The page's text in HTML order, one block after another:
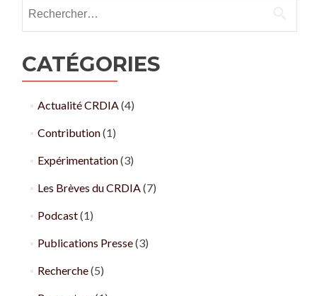
CATÉGORIES
Actualité CRDIA(4)
Contribution(1)
Expérimentation(3)
Les Brèves du CRDIA(7)
Podcast(1)
Publications Presse(3)
Recherche(5)